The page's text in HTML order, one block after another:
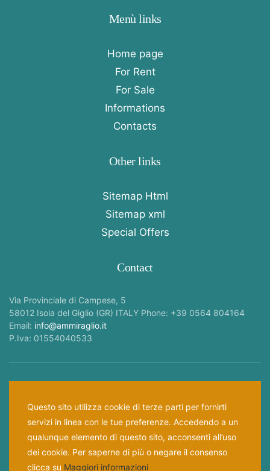
Menù links
Home page
For Rent
For Sale
Informations
Contacts
Other links
Sitemap Html
Sitemap xml
Special Offers
Contact
Via Provinciale di Campese, 5
58012 Isola del Giglio (GR) ITALY Phone: +39 0564 804164
Email: info@ammiraglio.it
P.Iva: 01554040533
Home Privacy Policy Cookies Law
© 2023 -2026 Ammiraglio.it All rights reserved. Credits
Questo sito utilizza cookie di terze parti per fornirti
servizi in linea con le tue preferenze. Accedendo a un
qualunque elemento di questo sito, acconsenti all’uso
dei cookie. Per saperne di più o negare il consenso
clicca su Maggiori informazioni